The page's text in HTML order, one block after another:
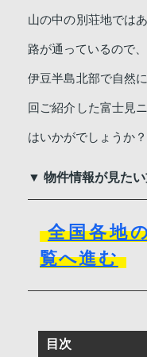
山の中の別荘地では
路が通っているので
伊豆半島北部で自然
回ご紹介した富士見
はいかがでしょうか？
▼ 物件情報が見た
全国各地
覧へ進む
目次